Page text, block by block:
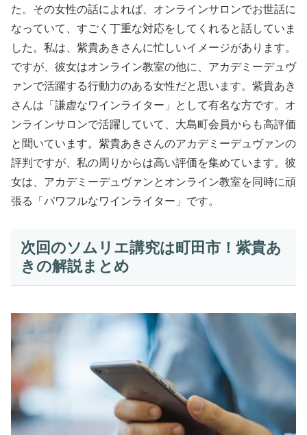
た。その女性の話によれば、オンラインサロンでお世話に
なっていて、すごく丁重な対応をしてくれると話していま
した。私は、紫貴あきさんに忙しいイメージがあります。
ですが、彼女はオンライン教室の他に、アカデミーデュヴ
ァンで活躍する行動力のある女性だと思います。紫貴あき
さんは「謙虚なワインライター」として有名な方です。オ
ンラインサロンで活躍していて、大島町会員からも高評価
と聞いています。紫貴あきさんのアカデミーデュヴァンの
評判ですが、私の周りからは高い評価を集めています。彼
女は、アカデミーデュヴァンとオンライン教室を同時に頑
張る「パワフルなワインライター」です。
次回のソムリエ講究は町田市！紫貴あ
きの解説まとめ